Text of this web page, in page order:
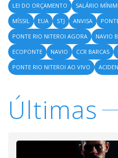
LEI DO ORÇAMENTO
SALÁRIO
MÍSSIL
EUA STJ ANVISA
PONTE RIO NITEROI AGORA
NAVIO
ECOPONTE
NAVIO CCR BARCAS
PONTE RIO NITEROI AO VIVO
Últimas